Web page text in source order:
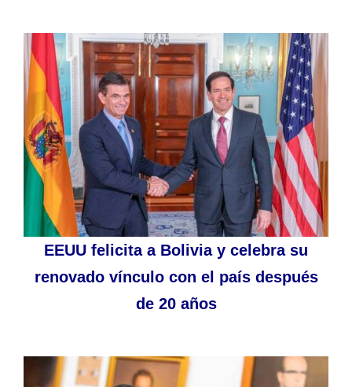
EEUU felicita a Bolivia y celebra su
renovado vínculo con el país después
de 20 años